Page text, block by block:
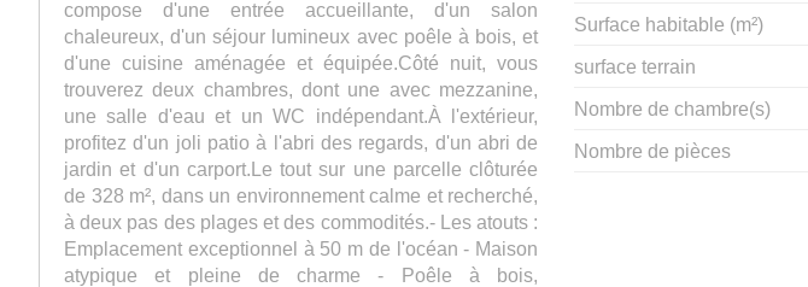
compose d'une entrée accueillante, d'un salon
chaleureux, d'un séjour lumineux avec poêle à bois, et
d'une cuisine aménagée et équipée.Côté nuit, vous
trouverez deux chambres, dont une avec mezzanine,
une salle d'eau et un WC indépendant.À l'extérieur,
profitez d'un joli patio à l'abri des regards, d'un abri de
jardin et d'un carport.Le tout sur une parcelle clôturée
de 328 m², dans un environnement calme et recherché,
à deux pas des plages et des commodités.- Les atouts :
Emplacement exceptionnel à 50 m de l'océan - Maison
atypique et pleine de charme - Poêle à bois,
Surface habitable (m²)
surface terrain
Nombre de chambre(s)
Nombre de pièces